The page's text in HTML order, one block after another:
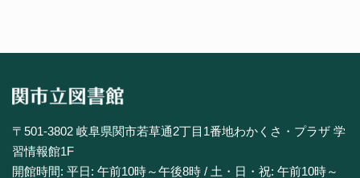
〒501-3802 岐阜県関市若草通2丁目1番地わかくさ・プラザ 学
習情報館1F
開館時間: 平日: 午前10時～午後8時 / 土・日・祝: 午前10時～